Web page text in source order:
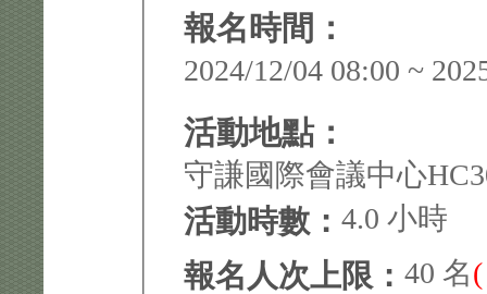
報名時間：
2024/12/04 08:00 ~
活動地點：
守謙國際會議中心
活動時數： 4.0 小時
報名人次上限： 40 名